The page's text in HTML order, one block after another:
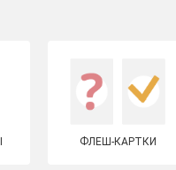
ФЛЕШ-КАРТКИ